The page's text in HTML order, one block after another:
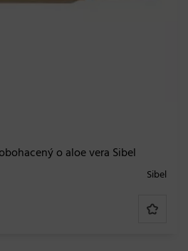
o aloe vera Sibel
Sibel